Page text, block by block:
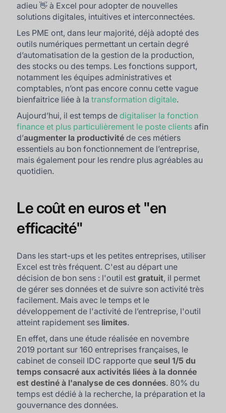
adieu 👋 à Excel pour adopter de nouvelles
solutions digitales, intuitives et interconnectées.
Les PME ont, dans leur majorité, déjà adopté des
outils numériques permettant un certain degré
d’automatisation de la gestion de la production,
des stocks ou des temps. Les fonctions support,
notamment les équipes administratives et
comptables, n’ont pas encore connu cette vague
bienfaitrice liée à latransformation digitale.
Aujourd’hui, il est temps dedigitaliser la fonction
finance et plus particulièrement le poste clients afin
d’augmenter la productivité de ces métiers
essentiels au bon fonctionnement de l’entreprise,
mais également pour les rendre plus agréables au
quotidien.
Le coût en euros et "en
efficacité"
Dans les start-ups et les petites entreprises, utiliser
Excel est très fréquent. C'est au départ une
décision de bon sens : l'outil estgratuit, il permet
de gérer ses données et de suivre son activité très
facilement. Mais avec le temps et le
développement de l'activité de l’entreprise, l'outil
atteint rapidement ses limites.
En effet, dans une étude réalisée en novembre
2019 portant sur 160 entreprises françaises, le
cabinet de conseil IDC rapporte que seul 1/5 du
temps consacré aux activités liées à la donnée
est destiné à l'analyse de ces données. 80% du
temps est dédié à la recherche, la préparation et la
gouvernance des données.